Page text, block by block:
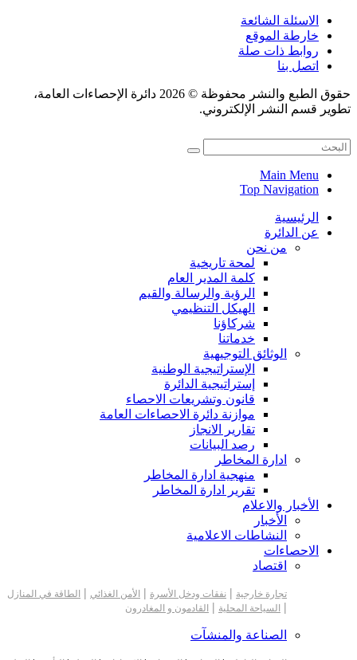
الاسئلة الشائعة
خارطة الموقع
روابط ذات صلة
اتصل بنا
حقوق الطبع والنشر محفوظة © 2026 دائرة الإحصاءات العامة،
تطوير قسم النشر الإلكتروني.
Main Menu
Top Navigation
الرئيسية
عن الدائرة
من نحن
لمحة تاريخية
كلمة المدير العام
الرؤية والرسالة والقيم
الهيكل التنظيمي
شركاؤنا
خدماتنا
الوثائق التوجيهية
الإستراتيجية الوطنية
إستراتيجية الدائرة
قانون وتشريعات الاحصاء
موازنة دائرة الاحصاءات العامة
تقارير الانجاز
رصد البيانات
ادارة المخاطر
منهجية ادارة المخاطر
تقرير ادارة المخاطر
الأخبار والاعلام
الأخبار
النشاطات الاعلامية
الاحصاءات
اقتصاد
تجارة خارجية | نفقات ودخل الأسرة | الأمن الغذائي | الطاقة في المنازل
| السياحة المحلية | القادمون و المغادرون
الصناعة والمنشآت